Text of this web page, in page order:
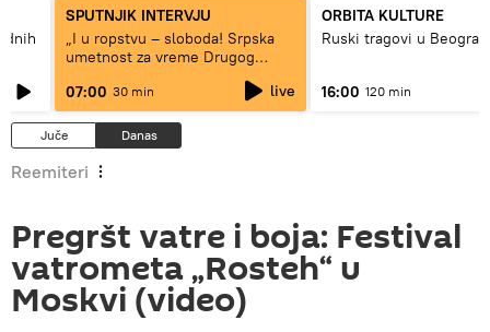
SPUTNJIK INTERVJU
„I u ropstvu – sloboda! Srpska
umetnost za vreme Drugog
07:00 30 min live
ORBITA KULTURE
Ruski tragovi u
16:00 120 min
Juče Danas
Reemiteri
Pregršt vatre i boja: Festival
vatrometa „Rosteh“ u
Moskvi (video)